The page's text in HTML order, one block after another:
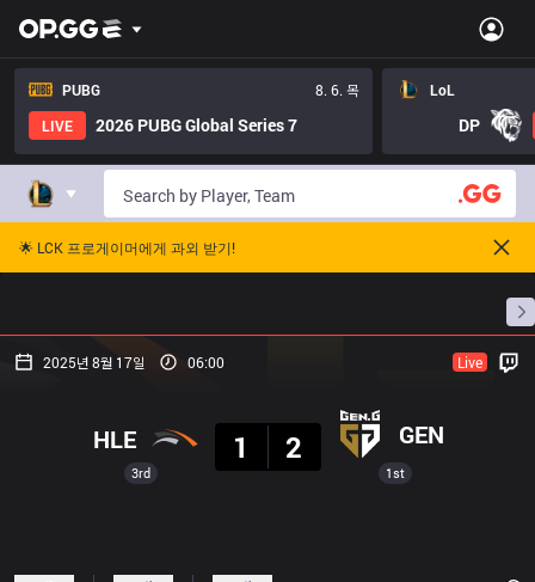
PUBG
8. 6. 목
LIVE
2026 PUBG Global Series 7
LoL
DP
🌟 LCK 프로게이머에게 과외 받기!
프로빌
2025년 8월 17일 06:00 Live
3rd
HLE
1
2 GEN
1st